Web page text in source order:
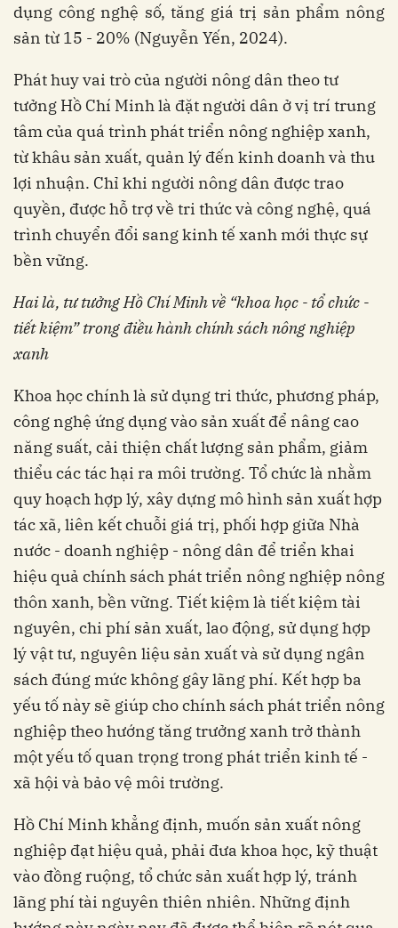
dụng công nghệ số, tăng giá trị sản phẩm nông
sản từ 15 - 20% (Nguyễn Yến, 2024).
Phát huy vai trò của người nông dân theo tư
tưởng Hồ Chí Minh là đặt người dân ở vị trí trung
tâm của quá trình phát triển nông nghiệp xanh,
từ khâu sản xuất, quản lý đến kinh doanh và thu
lợi nhuận. Chỉ khi người nông dân được trao
quyền, được hỗ trợ về tri thức và công nghệ, quá
trình chuyển đổi sang kinh tế xanh mới thực sự
bền vững.
Hai là, tư tưởng Hồ Chí Minh về “khoa học - tổ chức -
tiết kiệm” trong điều hành chính sách nông nghiệp
xanh
Khoa học chính là sử dụng tri thức, phương pháp,
công nghệ ứng dụng vào sản xuất để nâng cao
năng suất, cải thiện chất lượng sản phẩm, giảm
thiểu các tác hại ra môi trường. Tổ chức là nhằm
quy hoạch hợp lý, xây dựng mô hình sản xuất hợp
tác xã, liên kết chuỗi giá trị, phối hợp giữa Nhà
nước - doanh nghiệp - nông dân để triển khai
hiệu quả chính sách phát triển nông nghiệp nông
thôn xanh, bền vững. Tiết kiệm là tiết kiệm tài
nguyên, chi phí sản xuất, lao động, sử dụng hợp
lý vật tư, nguyên liệu sản xuất và sử dụng ngân
sách đúng mức không gây lãng phí. Kết hợp ba
yếu tố này sẽ giúp cho chính sách phát triển nông
nghiệp theo hướng tăng trưởng xanh trở thành
một yếu tố quan trọng trong phát triển kinh tế -
xã hội và bảo vệ môi trường.
Hồ Chí Minh khẳng định, muốn sản xuất nông
nghiệp đạt hiệu quả, phải đưa khoa học, kỹ thuật
vào đồng ruộng, tổ chức sản xuất hợp lý, tránh
lãng phí tài nguyên thiên nhiên. Những định